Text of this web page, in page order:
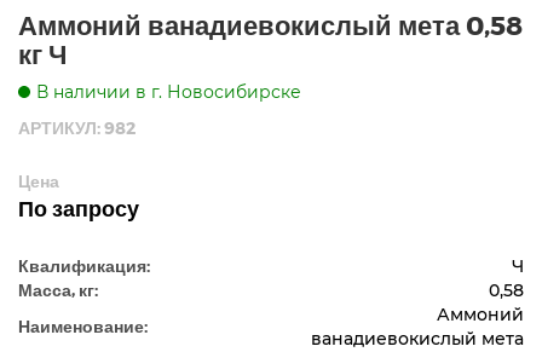
Аммоний ванадиевокислый мета 0,58
кг Ч
В наличии в г. Новосибирске
АРТИКУЛ: 982
Цена
По запросу
Квалификация: Ч
Масса, кг: 0,58
Наименование:
Аммоний
ванадиевокислый мета